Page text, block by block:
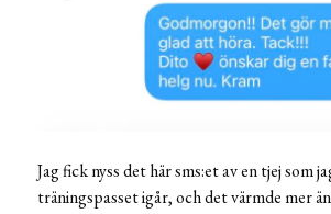
Jag fick nyss det här sms:et av en tjej som
träningspasset igår, och det värmde mer